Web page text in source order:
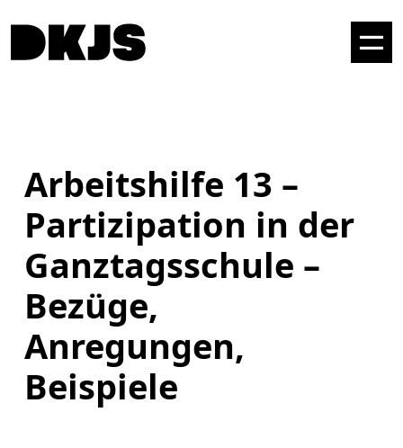
Arbeitshilfe 13 –
Partizipation in der
Ganztagsschule –
Bezüge,
Anregungen,
Beispiele